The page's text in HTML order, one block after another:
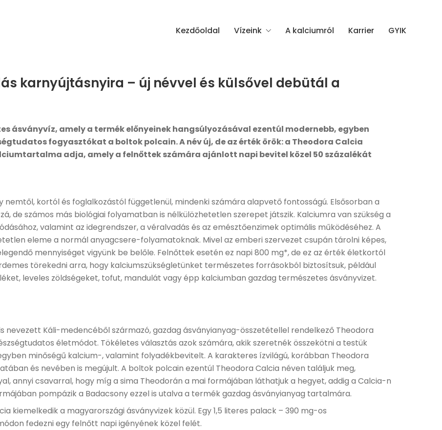
Kezdőoldal Vízeink A kalciumról Karrier GYIK
karnyújtásnyira – új névvel és külsővel debütál a
ásványvíz, amely a termék előnyeinek hangsúlyozásával ezentúl modernebb, egyben
fogyasztókat a boltok polcain.A név új, de az érték örök: a Theodora Calcia
adja, amely a felnőttek számára ajánlott napi bevitel közel 50 százalékát
nemtől, kortól és foglalkozástól függetlenül, mindenki számára alapvető fontosságú. Elsősorban a
de számos más biológiai folyamatban is nélkülözhetetlen szerepet játszik. Kalciumra van szükség a
valamint az idegrendszer, a véralvadás és az emésztőenzimek optimális működéséhez. A
eleme a normál anyagcsere-folyamatoknak. Mivel az emberi szervezet csupán tárolni képes,
mennyiséget vigyünk be belőle. Felnőttek esetén ez napi 800 mg*, de ez az érték életkortól
törekedni arra, hogy kalciumszükségletünket természetes forrásokból biztosítsuk, például
leveles zöldségeket, tofut, mandulát vagy épp kalciumban gazdag természetes ásványvizet.
nevezett Káli-medencéből származó,gazdag ásványianyag-összetétellel rendelkező Theodora
életmódot. Tökéletes választás azok számára, akik szeretnék összekötni a testük
minőségű kalcium-, valamint folyadékbevitelt. A karakteres ízvilágú, korábban Theodora
és nevében is megújult. A boltok polcain ezentúl Theodora Calcia néven találjuk meg,
annyi csavarral, hogy míg a sima Theodorán a mai formájában láthatjuk a hegyet, addig a Calcia-n
pompázik a Badacsony ezzel is utalva a termék gazdag ásványianyag tartalmára.
kiemelkedik a magyarországi ásványvizek közül. Egy 1,5 literes palack – 390 mg-os
fedezni egy felnőtt napi igényének közel felét.